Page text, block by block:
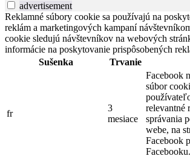
advertisement
Reklamné súbory cookie sa používajú na
reklám a marketingových kampaní
cookie sledujú návštevníkov na webových
informácie na poskytovanie prispôsobených
Sušenka
Trvanie
fr
3
mesiace
Facebook
súbor
relevantné
správania
webe, na
Facebook
Facebooku.